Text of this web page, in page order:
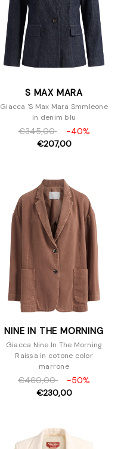
S MAX MARA
Giacca 'S Max Mara Smmleone
in denim blu
€345,00
-40%
€207,00
NINE IN THE MORNING
Giacca Nine In The Morning
Raissa in cotone color
marrone
€460,00
-50%
€230,00